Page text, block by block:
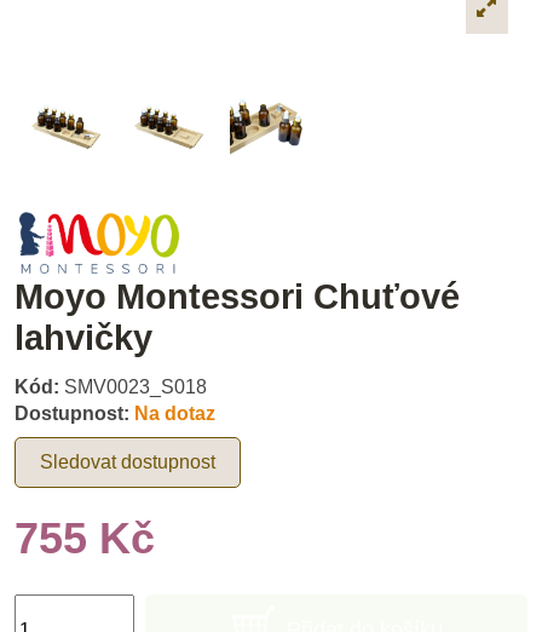
Moyo Montessori Chuťové
lahvičky
Kód: SMV0023_S018
Dostupnost: Na dotaz
Sledovat dostupnost
755 Kč